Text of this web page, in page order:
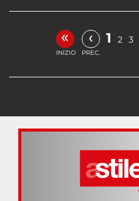
«
INIZIO
‹
PREC.
1 2 3